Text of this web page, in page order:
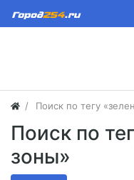
Поиск по тегу
Поиск по
зоны»